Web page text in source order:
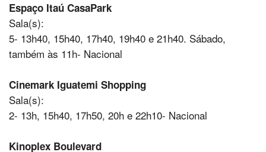
Espaço Itaú CasaPark
Sala(s):
5- 13h40, 15h40, 17h40, 19h40 e 21h40. Sábado,
também às 11h- Nacional
Cinemark Iguatemi Shopping
Sala(s):
2- 13h, 15h40, 17h50, 20h e 22h10- Nacional
Kinoplex Boulevard